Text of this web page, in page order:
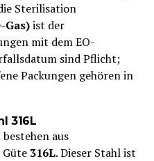
Sterilisation
Gas)ist der
mit dem EO-
sind Pflicht;
Packungen gehören in
316L
aus
316L. Dieser Stahl ist